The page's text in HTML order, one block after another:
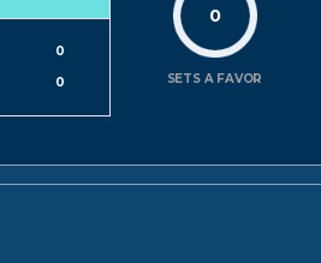
0
0
0
SETS A FAVOR